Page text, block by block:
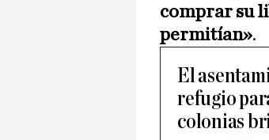
comprar su
permitían».
El
refugio
colonias